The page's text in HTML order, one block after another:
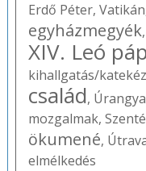
Erdő Péter, Vatikán
egyházmegyék,
XIV. Leó
kihallgatás/
család,
mozgalmak,
ökumené,
elmélkedés